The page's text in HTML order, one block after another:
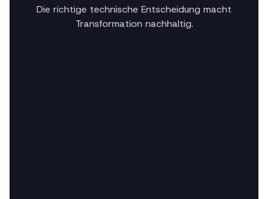
Die richtige technische Entscheidung macht
Transformation nachhaltig.